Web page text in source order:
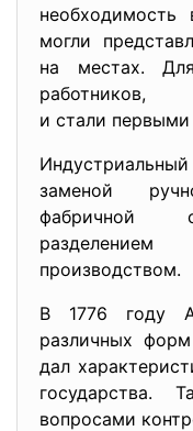
могли
на местах.
и стали
заменой
фабричной
производством.
В 1776 году
различных
дал
государства.
вопросами